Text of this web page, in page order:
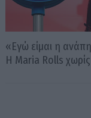
«Εγώ είμαι η
Η Maria Rolls